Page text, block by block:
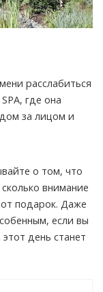
расслабиться
где она
за лицом и
о том, что
внимание
подарок. Даже
если вы
день станет